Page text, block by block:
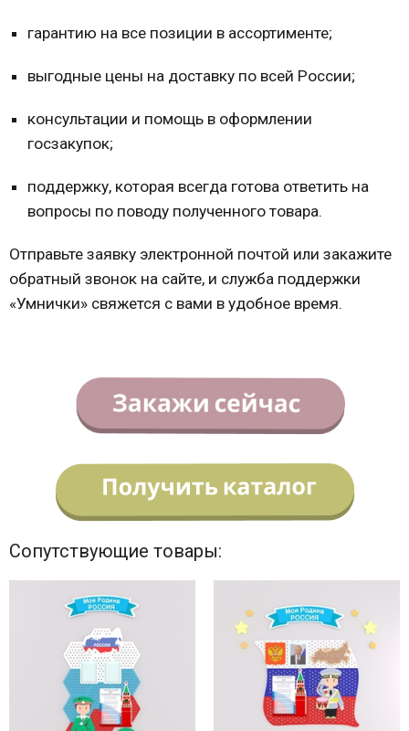
гарантию на все позиции в ассортименте;
выгодные цены на доставку по всей России;
консультации и помощь в оформлении
госзакупок;
поддержку, которая всегда готова ответить на
вопросы по поводу полученного товара.
Отправьте заявку электронной почтой или закажите
обратный звонок на сайте, и служба поддержки
«Умнички» свяжется с вами в удобное время.
Сопутствующие товары: